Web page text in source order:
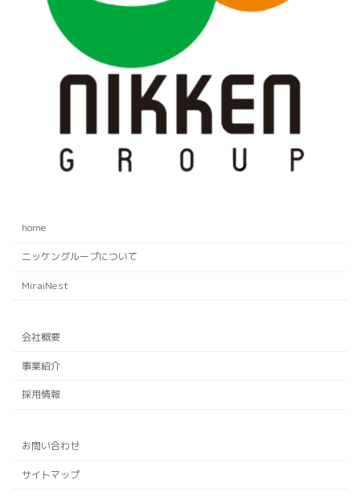
home
ニッケングループについて
MiraiNest
会社概要
事業紹介
採用情報
お問い合わせ
サイトマップ